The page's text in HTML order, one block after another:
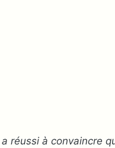
réussi à convaincre